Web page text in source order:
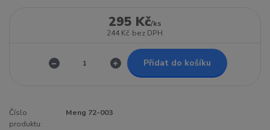
295 Kč/ks
244 Kč bez DPH
Přidat do košíku
Číslo
produktu:
Meng 72-003